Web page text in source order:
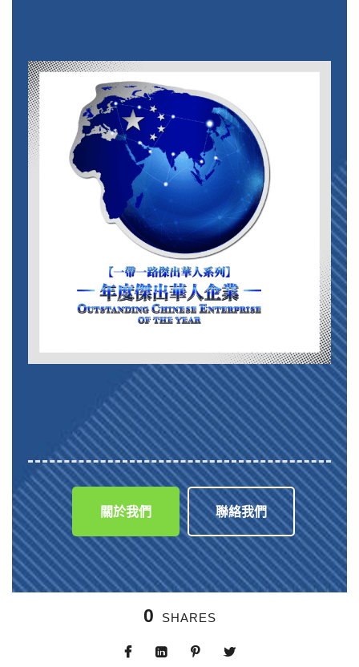
關於我們 聯絡我們
0 SHARES